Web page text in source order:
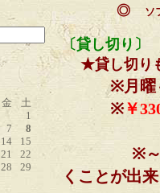
金
7
14
21
28
土
1
8
15
22
29
◎
ソ
〔貸し切り〕
★貸し切り
※月曜～
※￥
※
くことが出